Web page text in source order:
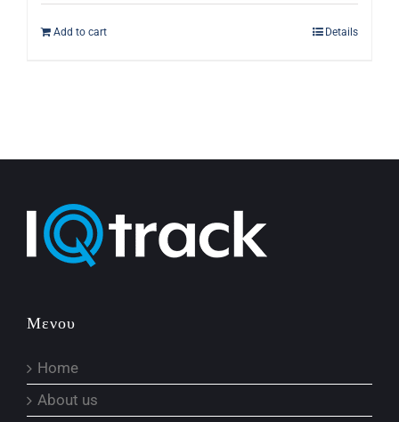
Add to cart Details
Μενου
Home
About us